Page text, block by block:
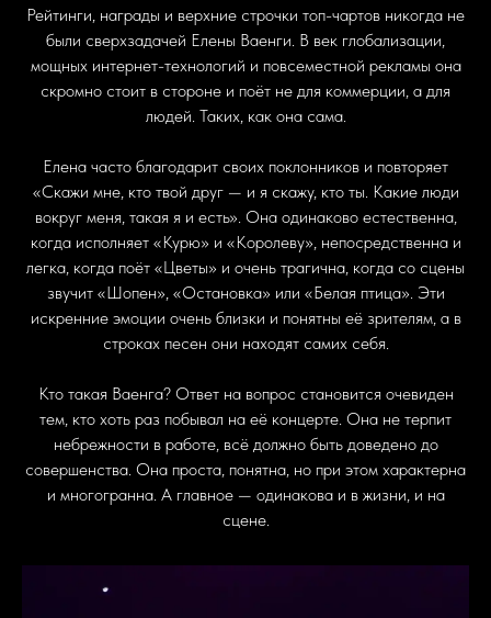
Рейтинги, награды и верхние строчки топ-чартов никогда не
были сверхзадачей Елены Ваенги. В век глобализации,
мощных интернет-технологий и повсеместной рекламы она
скромно стоит в стороне и поёт не для коммерции, а для
людей. Таких, как она сама.
Елена часто благодарит своих поклонников и повторяет
«Скажи мне, кто твой друг — и я скажу, кто ты. Какие люди
вокруг меня, такая я и есть». Она одинаково естественна,
когда исполняет «Курю» и «Королеву», непосредственна и
легка, когда поёт «Цветы» и очень трагична, когда со сцены
звучит «Шопен», «Остановка» или «Белая птица». Эти
искренние эмоции очень близки и понятны её зрителям, а в
строках песен они находят самих себя.
Кто такая Ваенга? Ответ на вопрос становится очевиден
тем, кто хоть раз побывал на её концерте. Она не терпит
небрежности в работе, всё должно быть доведено до
совершенства. Она проста, понятна, но при этом характерна
и многогранна. А главное — одинакова и в жизни, и на
сцене.